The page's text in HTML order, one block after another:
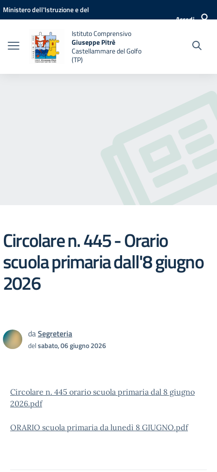
Vai ai contenuti
Vai al menu di navigazione
Vai al footer
Ministero dell'Istruzione e del
Accedi
Istituto Comprensivo
Giuseppe Pitrè
Castellammare del Golfo
(TP)
Circolare n. 445 - Orario
scuola primaria dall'8 giugno
2026
daSegreteria
delsabato, 06 giugno 2026
Circolare n. 445 orario scuola primaria dal 8 giugno
2026.pdf
ORARIO scuola primaria da lunedì 8 GIUGNO.pdf